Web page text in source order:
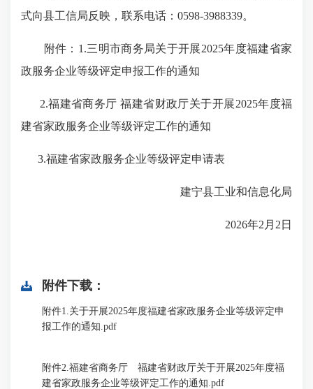
式向县工信局反映，联系电话：0598-3988339。
附件：1.三明市商务局关于开展2025年度福建省家
政服务企业等级评定申报工作的通知
2.福建省商务厅 福建省财政厅关于开展2025年度福
建省家政服务企业等级评定工作的通知
3.福建省家政服务企业等级评定申请表
建宁县工业和信息化局
2026年2月2日
附件下载：
附件1.关于开展2025年度福建省家政服务企业等级评定申
报工作的通知.pdf
附件2.福建省商务厅 福建省财政厅关于开展2025年度福
建省家政服务企业等级评定工作的通知.pdf